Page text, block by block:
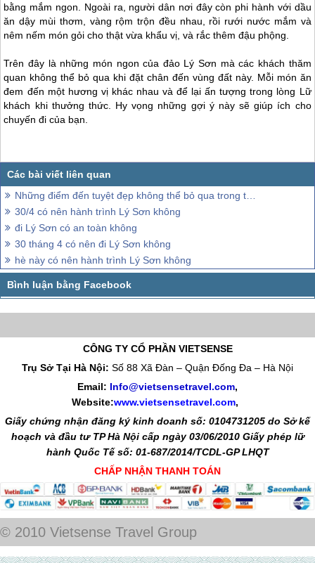
Món ăn không cầu kỳ, phức tạp là công thức của món gỏi sứa ngọt
mát này giống như người dân xứ đảo luôn mộc mạc vậy. Sứa vừa
vớt về đem ngâm trong nước chuối chát xắt mỏng để sứa đỡ ra
nước, sau trộn với rau thơm, xoài, khế… pha chế chén nước chấm
bằng mắm ngon. Ngoài ra, người dân nơi đây còn phi hành với dầu
ăn dậy mùi thơm, vàng rộm trộn đều nhau, rồi rưới nước mắm và
nêm nếm món gỏi cho thật vừa khẩu vị, và rắc thêm đậu phộng.
Trên đây là những món ngon củađảo Lý Sơnmà các khách thăm
quan không thể bỏ qua khi đặt chân đến vùng đất này. Mỗi món ăn
đem đến một hương vị khác nhau và để lại ấn tượng trong lòng Lữ
khách khi thưởng thức. Hy vọng những gợi ý này sẽ giúp ích cho
Những điểm đến tuyệt đẹp không thể bỏ qua trong tháng 3 ở Việt Nam
30/4 có nên hành trình Lý Sơn không
đi Lý Sơn có an toàn không
30 tháng 4 có nên đi Lý Sơn không
hè này có nên hành trình Lý Sơn không
CÔNG TY CỔ PHẦN VIETSENSE